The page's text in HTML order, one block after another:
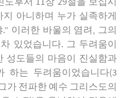
아니하며 누가 실족하게
이러한 바울의 염려, 그의
있었습니다. 그 두려움이
성도들의 마음이 진실함과
하는 두려움이었습니다(3
가 전파한 예수 그리스도의